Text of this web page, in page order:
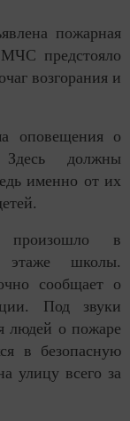
пожарная
предстояло
возгорания и
оповещения о
Здесь должны
именно от их
произошло в
школы.
сообщает о
Под звуки
людей о пожаре
в безопасную
улицу всего за